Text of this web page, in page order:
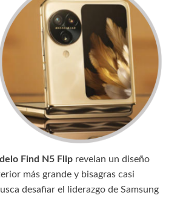
Find N5 Flip revelan un diseño
más grande y bisagras casi
desafiar el liderazgo de Samsung